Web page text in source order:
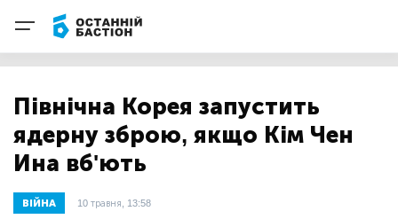
Північна Корея запустить
ядерну зброю, якщо Кім Чен
Ина вб'ють
ВІЙНА 10 травня, 13:58